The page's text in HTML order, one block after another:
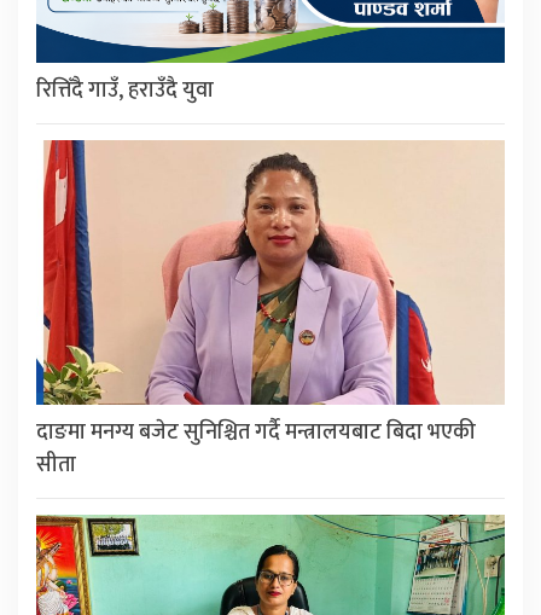
रित्तिँदै गाउँ, हराउँदै युवा
दाङमा मनग्य बजेट सुनिश्चित गर्दै मन्त्रालयबाट बिदा भएकी
सीता